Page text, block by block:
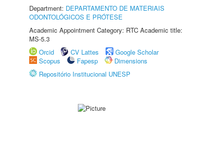
Department: DEPARTAMENTO DE MATERIAIS
ODONTOLÓGICOS E PRÓTESE
Academic Appointment Category: RTC Academic title:
MS-5.3
Orcid
CV Lattes
Google Scholar
Scopus
Fapesp
Dimensions
Repositório Institucional UNESP